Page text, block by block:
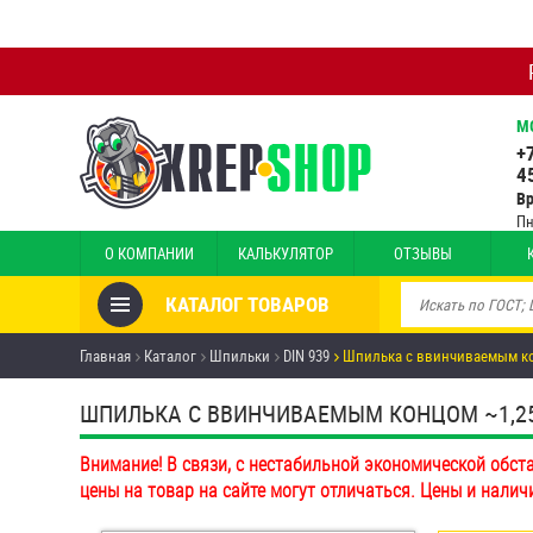
О КОМПАНИИ КАЛЬКУЛЯТОР ОТЗЫВЫ
КАТАЛОГ ТОВАРОВ
Товары со скидкой
Анкеры
Антивандальный крепёж,
инструмент
Болты и винты
Главная Каталог Шпильки DIN 939 Шпилька c ввинчиваемым
ШПИЛЬКА C ВВИНЧИВАЕМЫМ КОНЦОМ
Внимание! В связи, с нестабильной экономической
цены на товар на сайте могут отличаться. Цены и